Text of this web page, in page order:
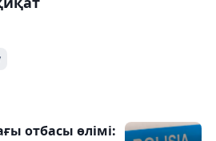
отбасы өлімі: